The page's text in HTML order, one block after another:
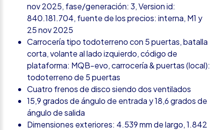
nov 2025, fase/generación: 3, Version id:
840.181.704, fuente de los precios: interna, M1 y
25 nov 2025
Carrocería tipo todoterreno con 5 puertas, batalla
corta, volante al lado izquierdo, código de
plataforma: MQB-evo, carrocería & puertas (local):
todoterreno de 5 puertas
Cuatro frenos de disco siendo dos ventilados
15,9 grados de ángulo de entrada y 18,6 grados de
ángulo de salida
Dimensiones exteriores: 4.539 mm de largo, 1.842